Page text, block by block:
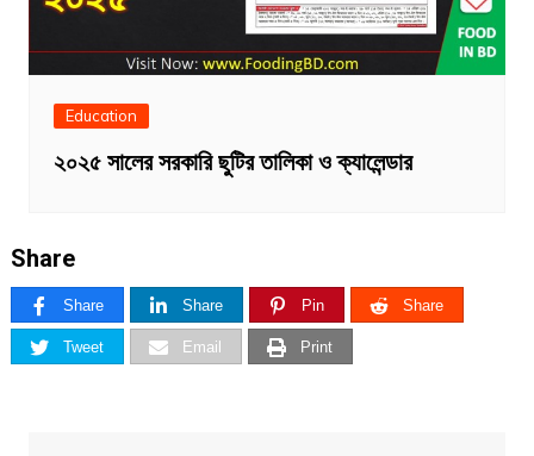
Education
২০২৫ সালের সরকারি ছুটির তালিকা ও ক্যালেন্ডার
Share
Share Share Pin Share
Tweet Email Print